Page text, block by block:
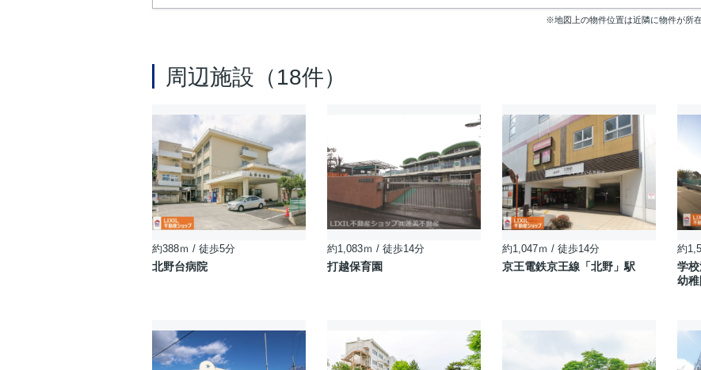
※地図上の物件位置は近隣に物件が所
周辺施設（18件）
約388ｍ / 徒歩5分
北野台病院
約1,083ｍ / 徒歩14分
打越保育園
約1,047ｍ / 徒歩14分
京王電鉄京王線「北野」駅
約
学
幼稚